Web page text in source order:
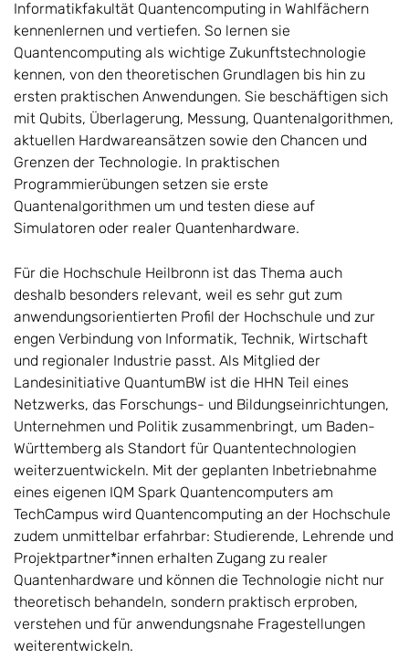
Informatikfakultät Quantencomputing in Wahlfächern
kennenlernen und vertiefen. So lernen sie
Quantencomputing als wichtige Zukunftstechnologie
kennen, von den theoretischen Grundlagen bis hin zu
ersten praktischen Anwendungen. Sie beschäftigen sich
mit Qubits, Überlagerung, Messung, Quantenalgorithmen,
aktuellen Hardwareansätzen sowie den Chancen und
Grenzen der Technologie. In praktischen
Programmierübungen setzen sie erste
Quantenalgorithmen um und testen diese auf
Simulatoren oder realer Quantenhardware.
Für die Hochschule Heilbronn ist das Thema auch
deshalb besonders relevant, weil es sehr gut zum
anwendungsorientierten Profil der Hochschule und zur
engen Verbindung von Informatik, Technik, Wirtschaft
und regionaler Industrie passt. Als Mitglied der
Landesinitiative QuantumBW ist die HHN Teil eines
Netzwerks, das Forschungs- und Bildungseinrichtungen,
Unternehmen und Politik zusammenbringt, um Baden-
Württemberg als Standort für Quantentechnologien
weiterzuentwickeln. Mit der geplanten Inbetriebnahme
eines eigenen IQM Spark Quantencomputers am
TechCampus wird Quantencomputing an der Hochschule
zudem unmittelbar erfahrbar: Studierende, Lehrende und
Projektpartner*innen erhalten Zugang zu realer
Quantenhardware und können die Technologie nicht nur
theoretisch behandeln, sondern praktisch erproben,
verstehen und für anwendungsnahe Fragestellungen
weiterentwickeln.